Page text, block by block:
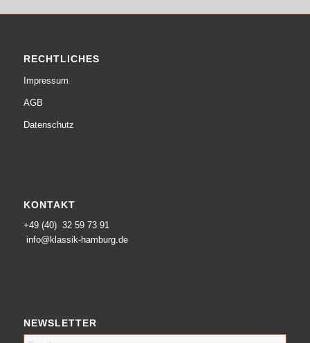
RECHTLICHES
Impressum
AGB
Datenschutz
KONTAKT
+49 (40) 32 59 73 91
info@klassik-hamburg.de
NEWSLETTER